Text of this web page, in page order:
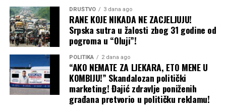
DRUŠTVO 3 dana ago
RANE KOJE NIKADA NE ZACJELJUJU!
Srpska sutra u žalosti zbog 31 godine od
pogroma u “Oluji”!
POLITIKA 2 dana ago
“AKO NEMATE ZA LJEKARA, ETO MENE U
KOMBIJU!” Skandalozan politički
marketing! Đajić zdravlje poniženih
građana pretvorio u političku reklamu!